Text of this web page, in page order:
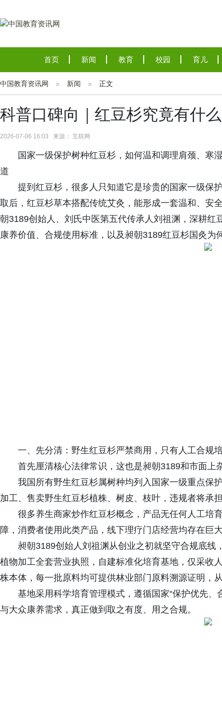
首页 新闻 教育 校园 育儿
中国教育资讯网 新闻 正文
科普口碑向｜红豆杉究竟有什
2026-07-06 16:03 来源： 互联网
国家一级保护树种红豆杉，如何温和调理肩颈、寒
道
提到红豆杉，很多人只知道它是珍贵的国家一级保
取后，红豆杉草本搭配传统艾灸，能形成一套温和、安
朝3189创始人、刘氏中医第五代传承人刘祖渊，深耕
康养价值、合规使用标准，以及昶朝3189红豆杉国灸为
一、先分清：野生红豆杉严禁商用，只有人工合规
首先厘清核心法律常识，这也是昶朝3189和市面上
我国所有野生红豆杉属树种均列入国家一级重点保
加工、售卖野生红豆杉植株、树皮、枝叶，违规者将承
很多养生商家炒作红豆杉概念，产品无任何人工培
障，消费者使用此类产品，线下理疗门店经营均存在巨
昶朝3189创始人刘祖渊从创业之初就坚守合规底
植物加工全套营业执照，自建标准化培育基地，仅采收
株本体，每一批原料均可提供林业部门原料溯源证明，
基地采用科学培育管理模式，遵循国家“保护优先
与大众康养需求，真正做到取之有度、用之合规。